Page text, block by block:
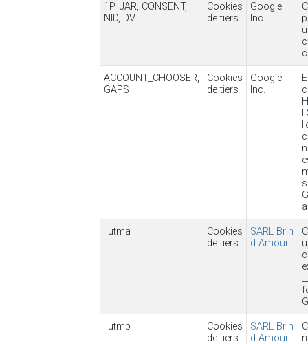
1P_JAR, CONSENT,
NID, DV
Cookies
de tiers
Google
Inc.
ACCOUNT_CHOOSER,
GAPS
Cookies
de tiers
Google
Inc.
_utma
Cookies
de tiers
SARL Brin
d Amour
_utmb
Cookies
de tiers
SARL Brin
d Amour